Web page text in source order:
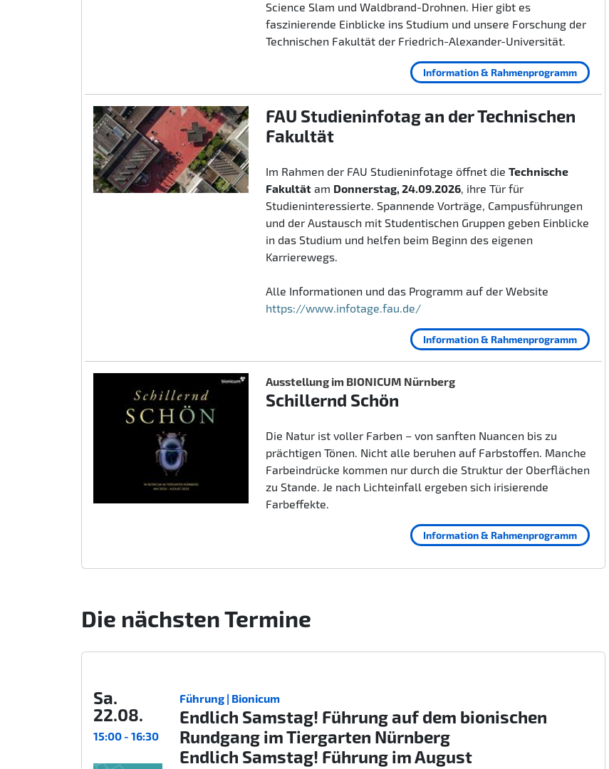
Science Slam und Waldbrand-Drohnen. Hier gibt es
faszinierende Einblicke ins Studium und unsere Forschung der
Technischen Fakultät der Friedrich-Alexander-Universität.
Information & Rahmenprogramm
FAU Studieninfotag an der Technischen
Fakultät
Im Rahmen der FAU Studieninfotage öffnet die Technische
Fakultät am Donnerstag, 24.09.2026, ihre Tür für
Studieninteressierte. Spannende Vorträge, Campusführungen
und der Austausch mit Studentischen Gruppen geben Einblicke
in das Studium und helfen beim Beginn des eigenen
Karrierewegs.
Alle Informationen und das Programm auf der Website
https://www.infotage.fau.de/
Information & Rahmenprogramm
Ausstellung im BIONICUM Nürnberg
Schillernd Schön
Die Natur ist voller Farben – von sanften Nuancen bis zu
prächtigen Tönen. Nicht alle beruhen auf Farbstoffen. Manche
Farbeindrücke kommen nur durch die Struktur der Oberflächen
zu Stande. Je nach Lichteinfall ergeben sich irisierende
Farbeffekte.
Information & Rahmenprogramm
Die nächsten Termine
Sa.
22.08.
15:00 - 16:30
Führung | Bionicum
Endlich Samstag! Führung auf dem bionischen
Rundgang im Tiergarten Nürnberg
Endlich Samstag! Führung im August